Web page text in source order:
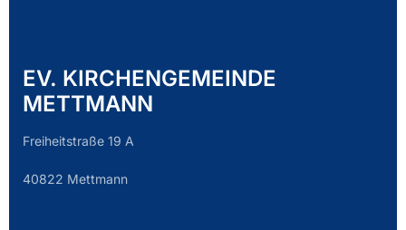
EV. KIRCHENGEMEINDE
METTMANN
Freiheitstraße 19 A
40822 Mettmann